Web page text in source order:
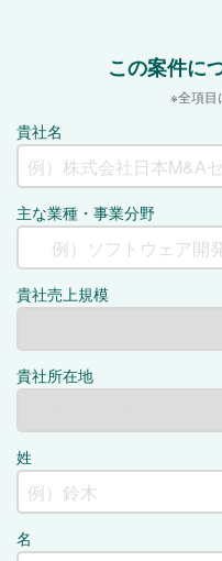
この案件に
※全項目
貴社名
主な業種・事業分野
貴社売上規模
貴社所在地
姓
名